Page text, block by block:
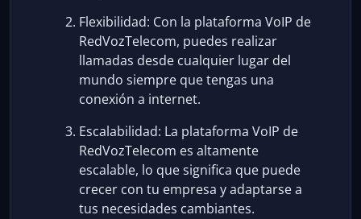
Flexibilidad: Con la plataforma VoIP de
RedVozTelecom, puedes realizar
llamadas desde cualquier lugar del
mundo siempre que tengas una
conexión a internet.
Escalabilidad: La plataforma VoIP de
RedVozTelecom es altamente
escalable, lo que significa que puede
crecer con tu empresa y adaptarse a
tus necesidades cambiantes.